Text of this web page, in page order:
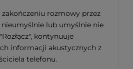
zakończeniu rozmowy przez
lub umyślnie nie
kontynuuje
informacji akustycznych z
telefonu.